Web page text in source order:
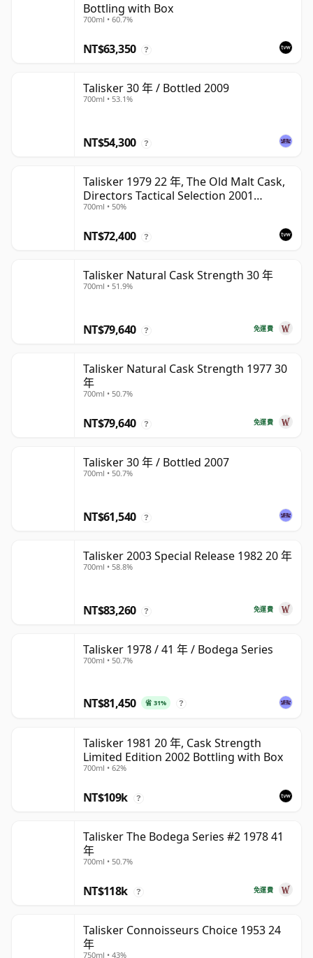
Bottling with Box
700ml • 60.7%
NT$63,350 ?
Talisker 30 年 / Bottled 2009
700ml • 53.1%
NT$54,300 ?
Talisker 1979 22 年, The Old Malt Cask,
Directors Tactical Selection 2001
Bottling
700ml • 50%
NT$72,400 ?
Talisker Natural Cask Strength 30 年
700ml • 51.9%
免運費
NT$79,640 ?
Talisker Natural Cask Strength 1977 30
年
700ml • 50.7%
免運費
NT$79,640 ?
Talisker 30 年 / Bottled 2007
700ml • 50.7%
NT$61,540 ?
Talisker 2003 Special Release 1982 20 年
700ml • 58.8%
免運費
NT$83,260 ?
Talisker 1978 / 41 年 / Bodega Series
700ml • 50.7%
NT$81,450 省 31% ?
Talisker 1981 20 年, Cask Strength
Limited Edition 2002 Bottling with Box
700ml • 62%
NT$109k ?
Talisker The Bodega Series #2 1978 41
年
700ml • 50.7%
免運費
NT$118k ?
Talisker Connoisseurs Choice 1953 24
年
750ml • 43%